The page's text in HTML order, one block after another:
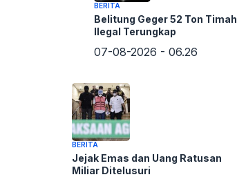
BERITA
Belitung Geger 52 Ton Timah
Ilegal Terungkap
07-08-2026 - 06.26
BERITA
Jejak Emas dan Uang Ratusan
Miliar Ditelusuri